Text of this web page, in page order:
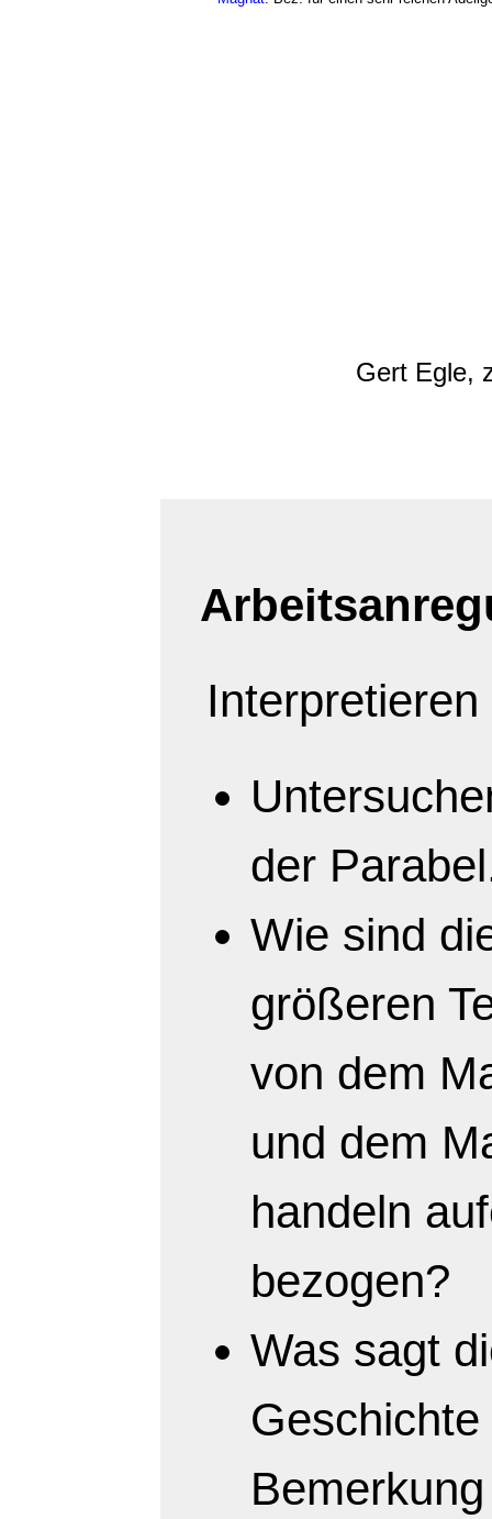
Gert Egle,
der
Wie sind
größeren
von dem
und dem
handeln
bezogen?
Was sagt